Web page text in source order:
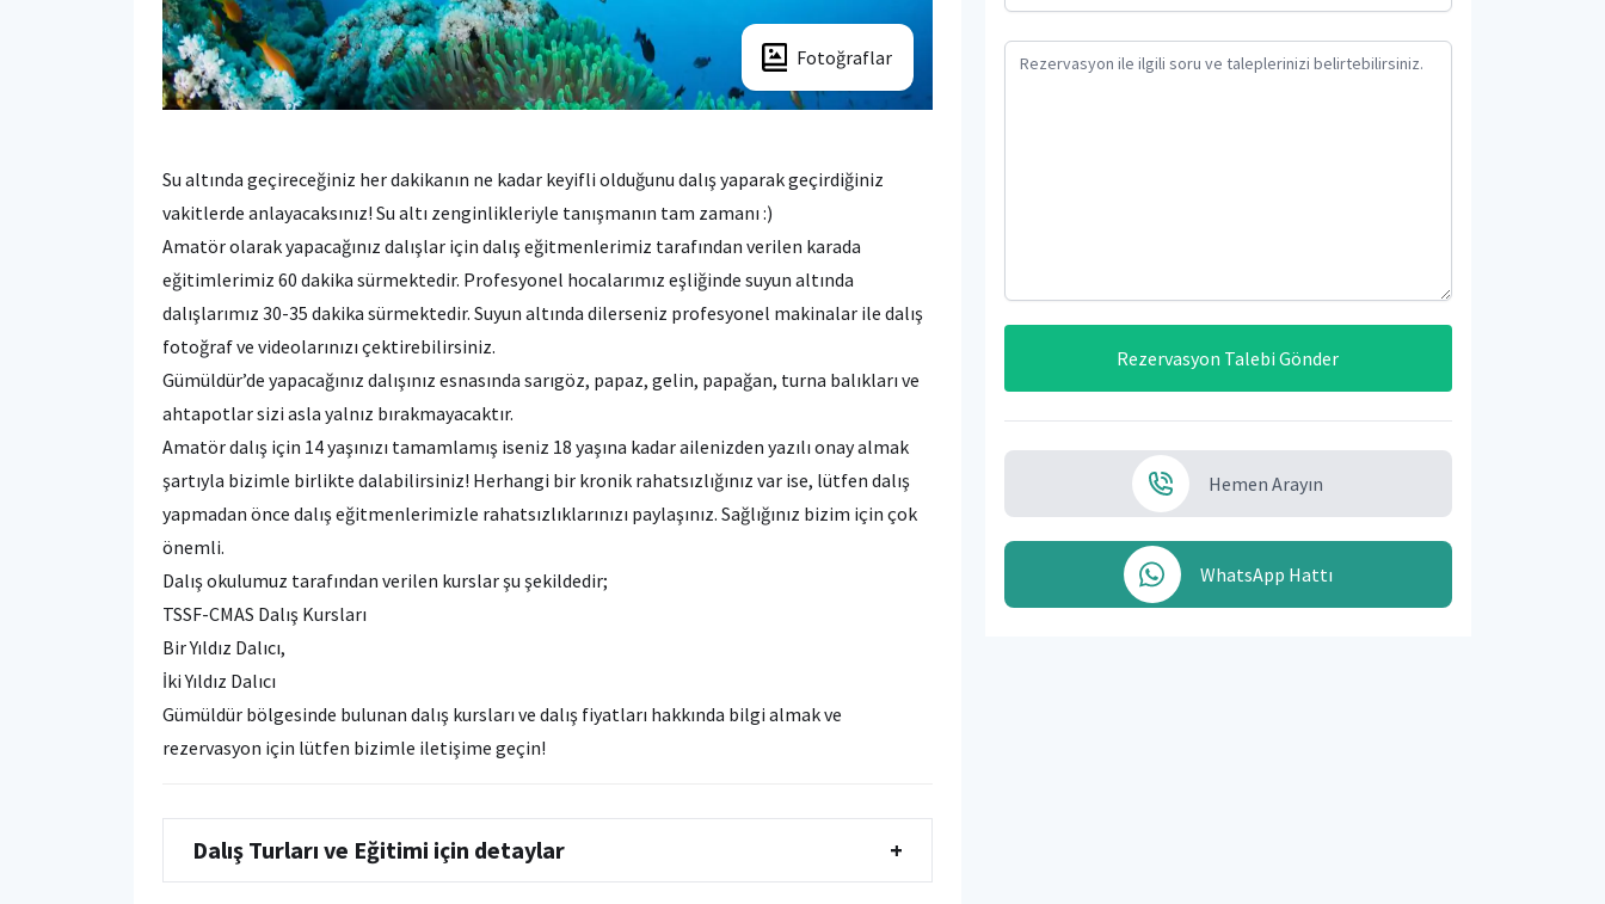
Fotoğraflar
Su altında geçireceğiniz her dakikanın ne kadar keyifli olduğunu dalış yaparak geçirdiğiniz
vakitlerde anlayacaksınız! Su altı zenginlikleriyle tanışmanın tam zamanı :)
Amatör olarak yapacağınız dalışlar için dalış eğitmenlerimiz tarafından verilen karada
eğitimlerimiz 60 dakika sürmektedir. Profesyonel hocalarımız eşliğinde suyun altında
dalışlarımız 30-35 dakika sürmektedir. Suyun altında dilerseniz profesyonel makinalar ile dalış
fotoğraf ve videolarınızı çektirebilirsiniz.
Gümüldür’de yapacağınız dalışınız esnasında sarıgöz, papaz, gelin, papağan, turna balıkları ve
ahtapotlar sizi asla yalnız bırakmayacaktır.
Amatör dalış için 14 yaşınızı tamamlamış iseniz 18 yaşına kadar ailenizden yazılı onay almak
şartıyla bizimle birlikte dalabilirsiniz! Herhangi bir kronik rahatsızlığınız var ise, lütfen dalış
yapmadan önce dalış eğitmenlerimizle rahatsızlıklarınızı paylaşınız. Sağlığınız bizim için çok
önemli.
Dalış okulumuz tarafından verilen kurslar şu şekildedir;
TSSF-CMAS Dalış Kursları
Bir Yıldız Dalıcı,
İki Yıldız Dalıcı
Gümüldür bölgesinde bulunan dalış kursları ve dalış fiyatları hakkında bilgi almak ve
rezervasyon için lütfen bizimle iletişime geçin!
Dalış Turları ve Eğitimi için detaylar +
Rezervasyon Talebi Gönder
Hemen Arayın
WhatsApp Hattı